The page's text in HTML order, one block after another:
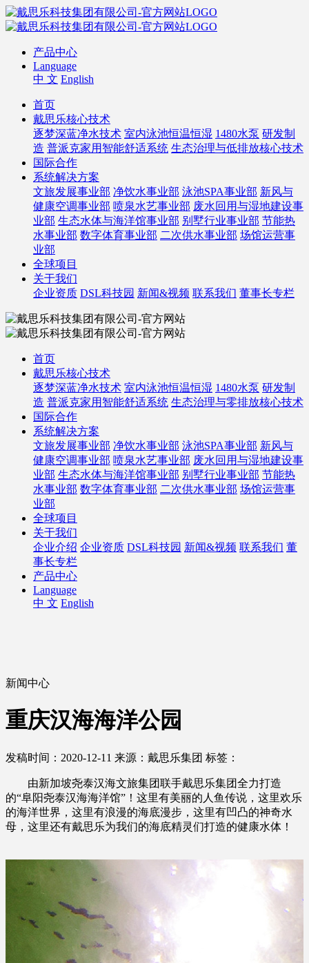
产品中心
Language
中 文 English
首页
戴思乐核心技术
逐梦深蓝净水技术 室内泳池恒温恒湿 1480水泵 研发制
造 普派克家用智能舒适系统 生态治理与低排放核心技术
国际合作
系统解决方案
文旅发展事业部 净饮水事业部 泳池SPA事业部 新风与
健康空调事业部 喷泉水艺事业部 废水回用与湿地建设事
业部 生态水体与海洋馆事业部 别墅行业事业部 节能热
水事业部 数字体育事业部 二次供水事业部 场馆运营事
业部
全球项目
关于我们
企业资质 DSL科技园 新闻&视频 联系我们 董事长专栏
首页
戴思乐核心技术
逐梦深蓝净水技术 室内泳池恒温恒湿 1480水泵 研发制
造 普派克家用智能舒适系统 生态治理与零排放核心技术
国际合作
系统解决方案
文旅发展事业部 净饮水事业部 泳池SPA事业部 新风与
健康空调事业部 喷泉水艺事业部 废水回用与湿地建设事
业部 生态水体与海洋馆事业部 别墅行业事业部 节能热
水事业部 数字体育事业部 二次供水事业部 场馆运营事
业部
全球项目
关于我们
企业介绍 企业资质 DSL科技园 新闻&视频 联系我们 董
事长专栏
产品中心
Language
中 文 English
新闻中心
重庆汉海海洋公园
发稿时间：2020-12-11 来源：戴思乐集团 标签：
由新加坡尧泰汉海文旅集团联手戴思乐集团全力打造
的“阜阳尧泰汉海海洋馆”！这里有美丽的人鱼传说，这里欢乐
的海洋世界，这里有浪漫的海底漫步，这里有凹凸的神奇水
母，这里还有戴思乐为我们的海底精灵们打造的健康水体！